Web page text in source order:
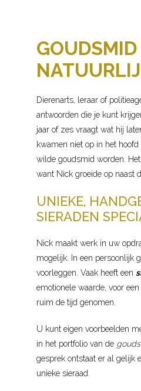
GOUDSMID
Dierenarts, leraar of
antwoorden die je kunt
jaar of zes vraagt wat hij
kwamen niet op in het
wilde goudsmid worden.
want Nick groeide op naast
UNIEKE,
SIERADEN
Nick maakt werk in uw
mogelijk. In een persoonlijk
voorleggen. Vaak heeft een
emotionele waarde, voor
ruim de tijd genomen.
U kunt eigen voorbeelden
in het portfolio van de
gesprek ontstaat er al gelijk
unieke sieraad.